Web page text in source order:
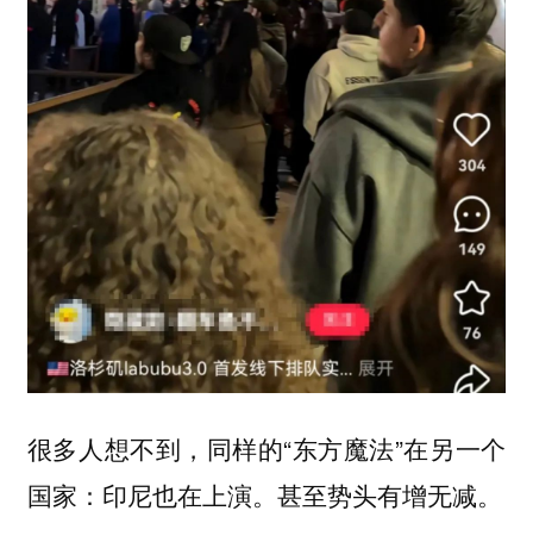
很多人想不到，同样的“东方魔法”在另一个
国家： 印尼也在上演。甚至势头有增无减。